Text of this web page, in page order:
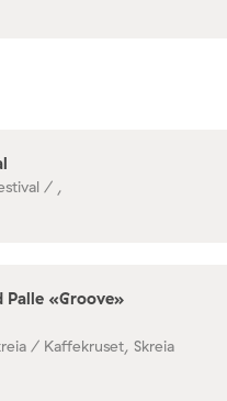
/ ,
Palle «Groove»
/ Kaffekruset, Skreia